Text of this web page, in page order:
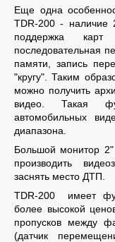
Еще одна
TDR-200 - наличие
поддержка карт
последовательная
памяти, запись
"кругу". Таким
можно получить
видео. Такая
автомобильных
диапазона.
Большой монитор 2"
производить
заснять место ДТП.
TDR-200 имеет
более высокой
пропусков между
(датчик